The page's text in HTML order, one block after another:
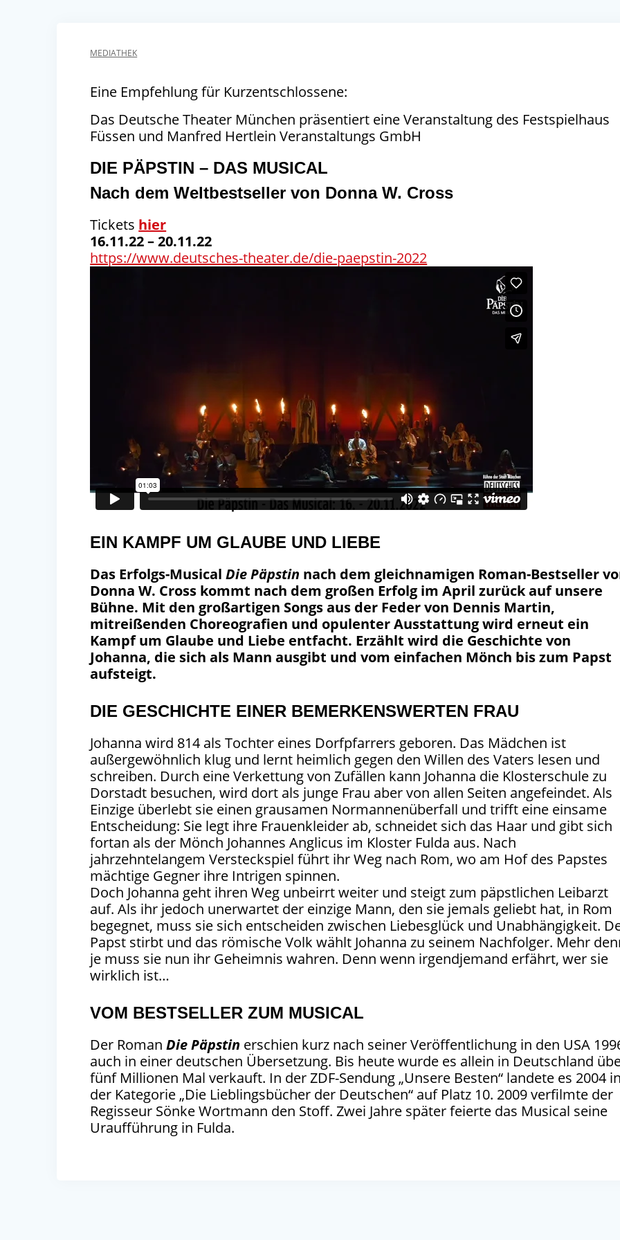
MEDIATHEK
Eine Empfehlung für Kurzentschlossene:
Das Deutsche Theater München präsentiert eine Veranstaltung des Festspielhaus
Füssen und Manfred Hertlein Veranstaltungs GmbH
DIE PÄPSTIN – DAS MUSICAL
Nach dem Weltbestseller von Donna W. Cross
Tickets hier
16.11.22 – 20.11.22
https://www.deutsches-theater.de/die-paepstin-2022
EIN KAMPF UM GLAUBE UND LIEBE
Das Erfolgs-MusicalDie Päpstin nach dem gleichnamigen Roman-Bestseller
Donna W. Cross kommt nach dem großen Erfolg im April zurück auf unsere
Bühne. Mit den großartigen Songs aus der Feder von Dennis Martin,
mitreißenden Choreografien und opulenter Ausstattung wird erneut ein
Kampf um Glaube und Liebe entfacht. Erzählt wird die Geschichte von
Johanna, die sich als Mann ausgibt und vom einfachen Mönch bis zum Papst
aufsteigt.
DIE GESCHICHTE EINER BEMERKENSWERTEN FRAU
Johanna wird 814 als Tochter eines Dorfpfarrers geboren. Das Mädchen ist
außergewöhnlich klug und lernt heimlich gegen den Willen des Vaters lesen und
schreiben. Durch eine Verkettung von Zufällen kann Johanna die Klosterschule zu
Dorstadt besuchen, wird dort als junge Frau aber von allen Seiten angefeindet. Als
Einzige überlebt sie einen grausamen Normannenüberfall und trifft eine einsame
Entscheidung: Sie legt ihre Frauenkleider ab, schneidet sich das Haar und gibt sich
fortan als der Mönch Johannes Anglicus im Kloster Fulda aus. Nach
jahrzehntelangem Versteckspiel führt ihr Weg nach Rom, wo am Hof des Papstes
mächtige Gegner ihre Intrigen spinnen.
Doch Johanna geht ihren Weg unbeirrt weiter und steigt zum päpstlichen Leibarzt
auf. Als ihr jedoch unerwartet der einzige Mann, den sie jemals geliebt hat, in Rom
begegnet, muss sie sich entscheiden zwischen Liebesglück und Unabhängigkeit.
Papst stirbt und das römische Volk wählt Johanna zu seinem Nachfolger. Mehr
je muss sie nun ihr Geheimnis wahren. Denn wenn irgendjemand erfährt, wer sie
wirklich ist…
VOM BESTSELLER ZUM MUSICAL
Der RomanDie Päpstin erschien kurz nach seiner Veröffentlichung in den USA
auch in einer deutschen Übersetzung. Bis heute wurde es allein in Deutschland
fünf Millionen Mal verkauft. In der ZDF-Sendung „Unsere Besten“ landete es 2004
der Kategorie „Die Lieblingsbücher der Deutschen“ auf Platz 10. 2009 verfilmte der
Regisseur Sönke Wortmann den Stoff. Zwei Jahre später feierte das Musical seine
Uraufführung in Fulda.